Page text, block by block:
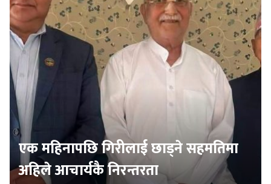
एक महिनापछि गिरीलाई छाड्ने सहमतिमा
अहिले आचार्यकै निरन्तरता